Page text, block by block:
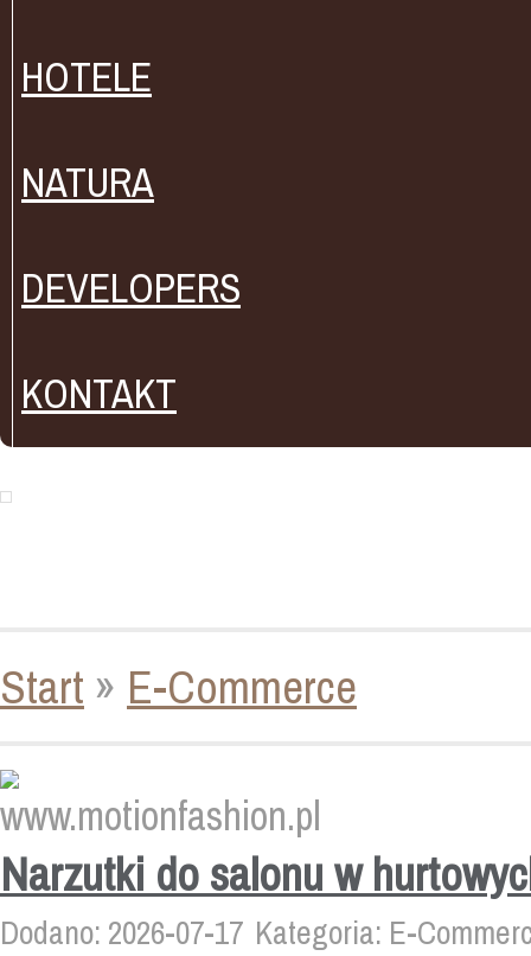
HOTELE
NATURA
DEVELOPERS
KONTAKT
Start » E-Commerce
Narzutki do salonu w
Dodano: 2026-07-17 Kategoria: E-